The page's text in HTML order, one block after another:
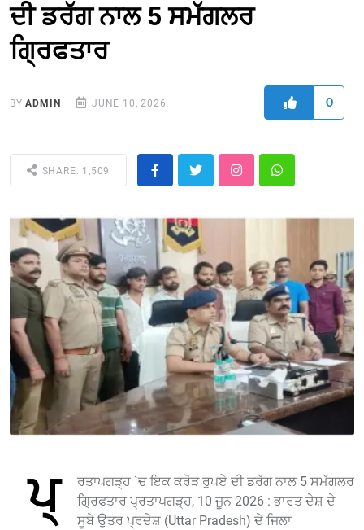
ਦੀ ਡਰੱਗ ਨਾਲ 5 ਸਮੱਗਲਰ
ਗ੍ਰਿਫਤਾਰ
BYADMIN JUNE 10, 2026 0
SHARE: 1,509
ਪ੍
ਰਤਾਪਗੜ੍ਹ `ਚ ਇਕ ਕਰੋੜ ਰੁਪਏ ਦੀ ਡਰੱਗ ਨਾਲ 5 ਸਮੱਗਲਰ
ਗ੍ਰਿਫਤਾਰ ਪ੍ਰਤਾਪਗੜ੍ਹ, 10 ਜੂਨ 2026 : ਭਾਰਤ ਦੇਸ਼ ਦੇ
ਸੂਬੇ ਉਤਰ ਪ੍ਰਦੇਸ਼ (Uttar Pradesh) ਦੇ ਜਿਲਾ